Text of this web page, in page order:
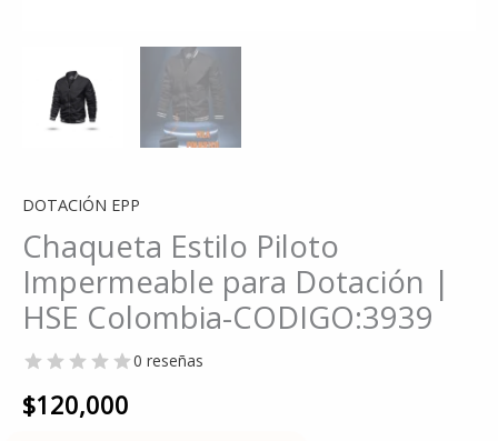
DOTACIÓN EPP
Chaqueta Estilo Piloto
Impermeable para Dotación |
HSE Colombia-CODIGO:3939
0 reseñas
$120,000